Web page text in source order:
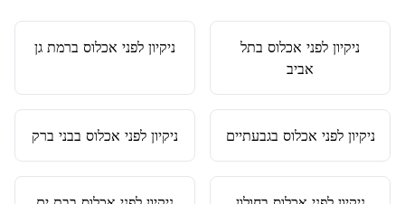
ניקיון לפני אכלוס בתל
אביב
ניקיון לפני אכלוס ברמת גן
ניקיון לפני אכלוס בגבעתיים ניקיון לפני אכלוס בבני ברק